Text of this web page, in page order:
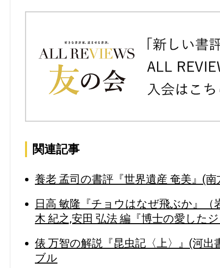
関連記事
養老 孟司の書評『世界遺産 奄美』(
日高 敏隆『チョウはなぜ飛ぶか』（
木 紀之,安田 弘法 編『博士の愛した
俵 万智の解説『昆虫記〈上〉』(河出
ブル